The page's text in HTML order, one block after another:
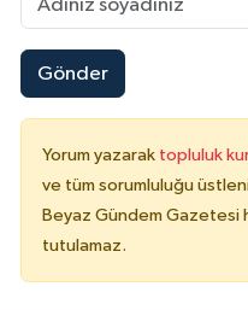
Gönder
Yorum yazarak topluluk
ve tüm sorumluluğu
Beyaz Gündem Gazetesi
tutulamaz.